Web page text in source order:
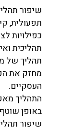
שיפור
תפעולית,
כפילויות לצד
תהליכית
תהליך של
מחזק את הקשר
העסקיים.
התהליך
באופן שוטף
שיפור